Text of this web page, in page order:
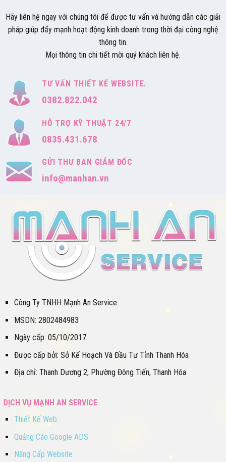
Hãy liên hệ ngay với chúng tôi để được tư vấn và hướng dẫn các giải
pháp giúp đẩy mạnh hoạt động kinh doanh trong thời đại công nghệ
thông tin.
Mọi thông tin chi tiết mời quý khách liên hệ.
TƯ VẤN THIẾT KẾ WEBSITE.
0382.822.042
HỖ TRỢ KỸ THUẬT 24/7
0835.431.678
GỬI THƯ BAN GIÁM ĐỐC
info@manhan.vn
Công Ty TNHH Mạnh An Service
MSDN: 2802484983
Ngày cấp: 05/10/2017
Được cấp bởi: Sở Kế Hoạch Và Đầu Tư Tỉnh Thanh Hóa
Địa chỉ: Thanh Dương 2, Phường Đông Tiến, Thanh Hóa
DỊCH VỤ MẠNH AN SERVICE
Thiết Kế Web
Quảng Cáo Google ADS
Nâng Cấp Website